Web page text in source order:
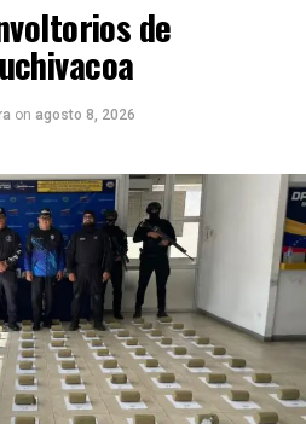
de
on agosto 8, 2026